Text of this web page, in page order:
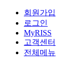
회원가입
로그인
MyRISS
고객센터
전체메뉴